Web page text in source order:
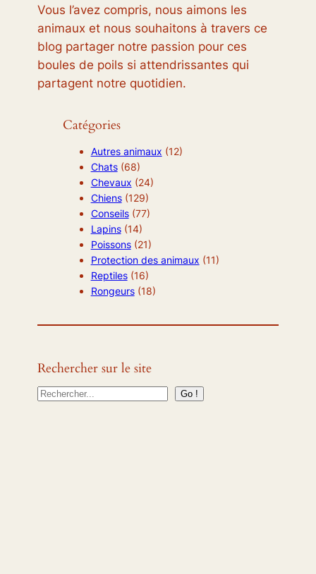
Vous l’avez compris, nous aimons les
animaux et nous souhaitons à travers ce
blog partager notre passion pour ces
boules de poils si attendrissantes qui
partagent notre quotidien.
Catégories
Autres animaux (12)
Chats(68)
Chevaux (24)
Chiens(129)
Conseils(77)
Lapins(14)
Poissons(21)
Protection des animaux (11)
Reptiles(16)
Rongeurs(18)
Rechercher sur le site
S
Go !